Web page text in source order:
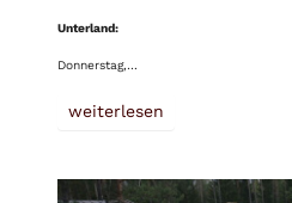
Unterland:
Donnerstag,…
weiterlesen